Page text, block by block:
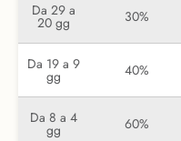
Da 29 a
20 gg 30%
Da 19 a 9
gg 40%
Da 8 a 4
gg 60%